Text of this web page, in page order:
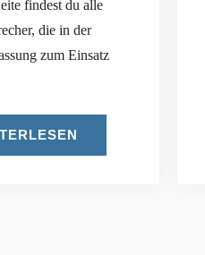
findest du alle
die in der
zum Einsatz